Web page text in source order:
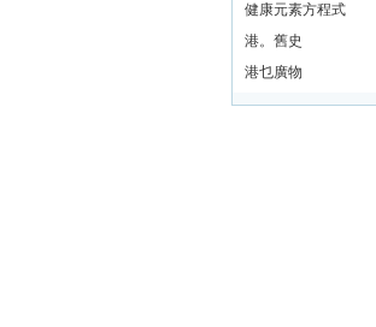
健康元素方程式
港。舊史
港乜廣物